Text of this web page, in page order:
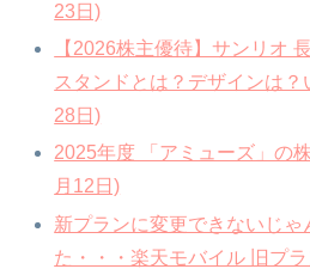
23日)
【2026株主優待】サンリオ
スタンドとは？デザインは？
28日)
2025年度 「アミューズ」の
月12日)
新プランに変更できないじゃ
た・・・楽天モバイル 旧プ